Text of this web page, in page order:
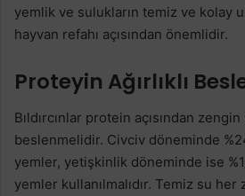
yemlik ve sulukların temiz ve kolay
hayvan refahı açısından önemlidir.
Proteyin Ağırlıklı
Bıldırcınlar protein açısından
beslenmelidir. Civciv döneminde
yemler, yetişkinlik döneminde ise
yemler kullanılmalıdır. Temiz su